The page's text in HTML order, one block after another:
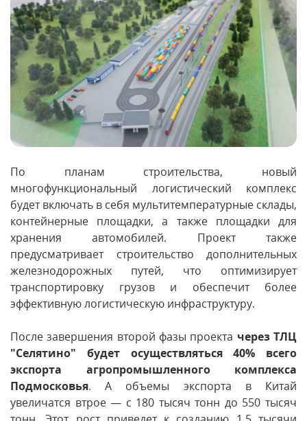
По планам строительства, новый
многофункциональный логистический комплекс
будет включать в себя мультитемпературные склады,
контейнерные площадки, а также площадки для
хранения автомобилей. Проект также
предусматривает строительство дополнительных
железнодорожных путей, что оптимизирует
транспортировку грузов и обеспечит более
эффективную логистическую инфраструктуру.
После завершения второй фазы проекта через ТЛЦ
"Селятино" будет осуществляться 40% всего
экспорта агропромышленного комплекса
Подмосковья. А объемы экспорта в Китай
увеличатся втрое — с 180 тысяч тонн до 550 тысяч